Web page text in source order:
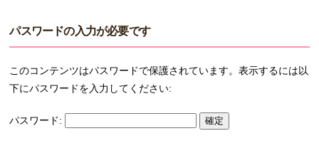
パスワードの入力が必要です
このコンテンツはパスワードで保護されています。表示するには以
下にパスワードを入力してください:
パスワード: